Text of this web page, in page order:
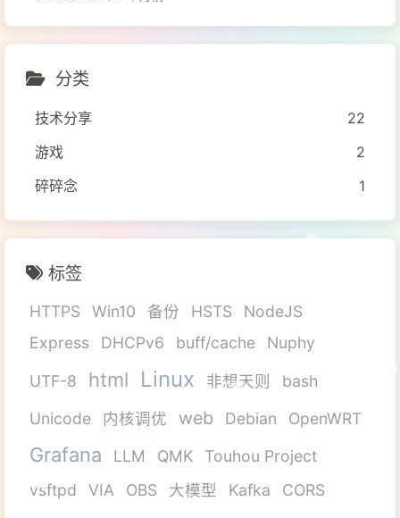
分类
技术分享
22
游戏
2
碎碎念
1
标签
HTTPS Win10 备份 HSTS
NodeJS
Express
DHCPv6 buff/cache Nuphy
UTF-8 html Linux 非想天则
bash
Unicode
内核调优 web Debian OpenWRT
Grafana LLM QMK
Touhou Project
vsftpd
VIA OBS 大模型 Kafka
CORS